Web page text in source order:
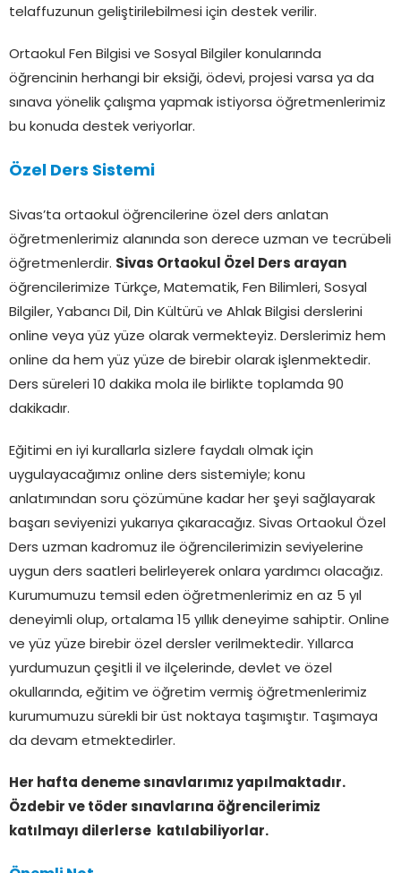
telaffuzunun geliştirilebilmesi için destek verilir.
Ortaokul Fen Bilgisi ve Sosyal Bilgiler konularında
öğrencinin herhangi bir eksiği, ödevi, projesi varsa ya da
sınava yönelik çalışma yapmak istiyorsa öğretmenlerimiz
bu konuda destek veriyorlar.
Özel Ders Sistemi
Sivas’ta ortaokul öğrencilerine özel ders anlatan
öğretmenlerimiz alanında son derece uzman ve tecrübeli
öğretmenlerdir. Sivas Ortaokul Özel Ders arayan
öğrencilerimize Türkçe, Matematik, Fen Bilimleri, Sosyal
Bilgiler, Yabancı Dil, Din Kültürü ve Ahlak Bilgisi derslerini
online veya yüz yüze olarak vermekteyiz. Derslerimiz hem
online da hem yüz yüze de birebir olarak işlenmektedir.
Ders süreleri 10 dakika mola ile birlikte toplamda 90
dakikadır.
Eğitimi en iyi kurallarla sizlere faydalı olmak için
uygulayacağımız online ders sistemiyle; konu
anlatımından soru çözümüne kadar her şeyi sağlayarak
başarı seviyenizi yukarıya çıkaracağız. Sivas Ortaokul Özel
Ders uzman kadromuz ile öğrencilerimizin seviyelerine
uygun ders saatleri belirleyerek onlara yardımcı olacağız.
Kurumumuzu temsil eden öğretmenlerimiz en az 5 yıl
deneyimli olup, ortalama 15 yıllık deneyime sahiptir. Online
ve yüz yüze birebir özel dersler verilmektedir. Yıllarca
yurdumuzun çeşitli il ve ilçelerinde, devlet ve özel
okullarında, eğitim ve öğretim vermiş öğretmenlerimiz
kurumumuzu sürekli bir üst noktaya taşımıştır. Taşımaya
da devam etmektedirler.
Her hafta deneme sınavlarımız yapılmaktadır.
Özdebir ve töder sınavlarına öğrencilerimiz
katılmayı dilerlerse katılabiliyorlar.